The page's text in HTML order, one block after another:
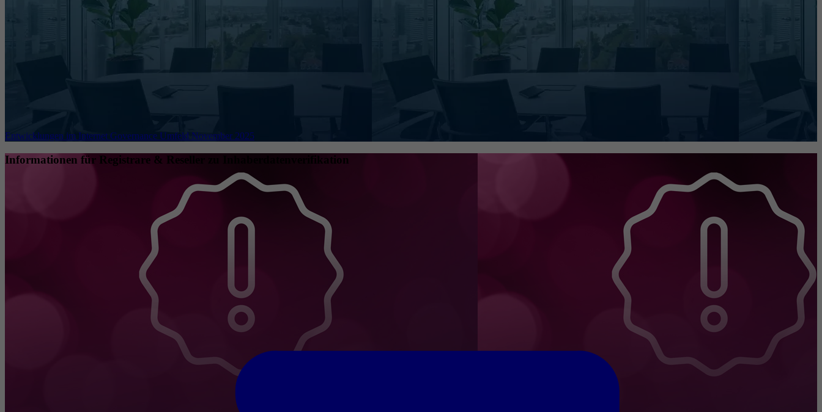
Entwicklungen im Internet Governance Umfeld November 2025
Informationen für Registrare & Reseller zu Inhaberdatenverifikation